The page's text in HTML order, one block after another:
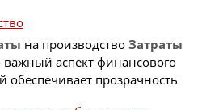
на производство Затраты
важный аспект финансового
прозрачность